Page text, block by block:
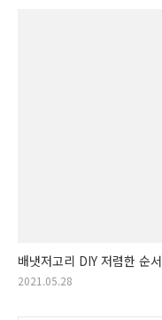
배냇저고리 DIY 저렴한 순서
제품! 배냇저고리DIY 리스트!
2021.05.28